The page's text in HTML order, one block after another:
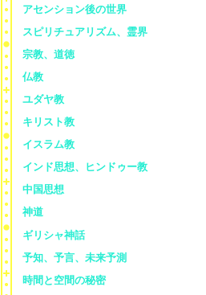
アセンション後の世界
スピリチュアリズム、霊界
宗教、道徳
仏教
ユダヤ教
キリスト教
イスラム教
インド思想、ヒンドゥー教
中国思想
神道
ギリシャ神話
予知、予言、未来予測
時間と空間の秘密